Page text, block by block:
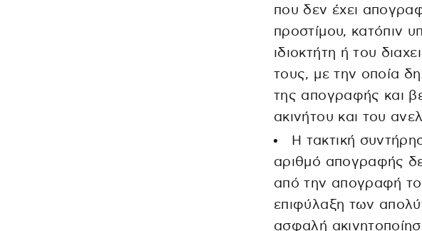
που δεν έχει
προστίμου, κατόπιν
ιδιοκτήτη ή του
τους, με την οποία
της απογραφής και
ακινήτου και του
Η τακτική
αριθμό απογραφής
από την απογραφή
επιφύλαξη των
ασφαλή